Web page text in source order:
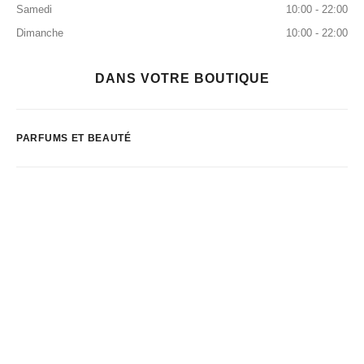
Samedi
10:00 - 22:00
Dimanche
10:00 - 22:00
DANS VOTRE BOUTIQUE
PARFUMS ET BEAUTÉ